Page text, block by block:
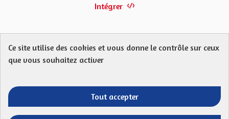
Intégrer
Protection des Données
Télécharger les fichiers Open Data
Entre vos mains - Collectivité
Entre vos mains - Collectivité
Entre vos mains - Collectivité
Entre vos mains -
Ce site utilise des cookies et vous donne le contrôle sur ceux
que vous souhaitez activer
Tout accepter